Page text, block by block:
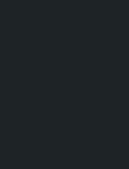
भएर यस्तो भयो भन्ने
आएको स्वीकार
अत्याधित,पेट्रोलिय
बताए ।
गर्न तयार हुनुपर्ने
पछिल्लो समय